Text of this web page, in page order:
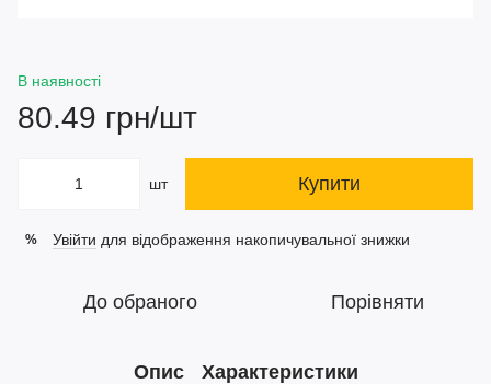
В наявності
80.49 грн/шт
шт Купити
% Увійти для відображення накопичувальної знижки
До обраного Порівняти
Опис Характеристики